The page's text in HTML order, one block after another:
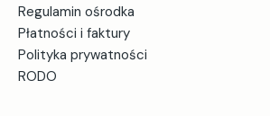
Regulamin ośrodka
Płatności i faktury
Polityka prywatności
RODO